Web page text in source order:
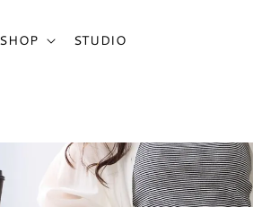
SHOP STUDIO